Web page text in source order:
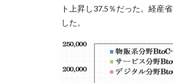
ト上昇し37.5％だった。経産
した。